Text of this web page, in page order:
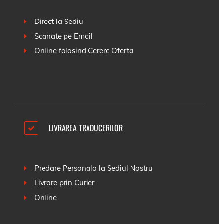
Direct la Sediu
Scanate pe Email
Online folosind Cerere Oferta
LIVRAREA TRADUCERILOR
Predare Personala la Sediul Nostru
Livrare prin Curier
Online